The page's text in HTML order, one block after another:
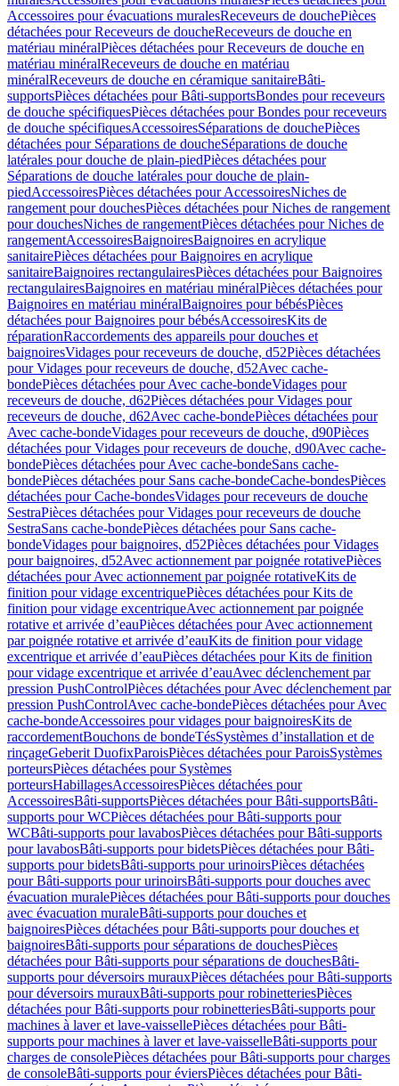
Accessoires pour évacuations muralesReceveurs de douchePièces
détachées pour Receveurs de doucheReceveurs de douche en
matériau minéralPièces détachées pour Receveurs de douche en
matériau minéralReceveurs de douche en matériau
minéralReceveurs de douche en céramique sanitaireBâti-
supportsPièces détachées pour Bâti-supportsBondes pour receveurs
de douche spécifiquesPièces détachées pour Bondes pour receveurs
de douche spécifiquesAccessoiresSéparations de douchePièces
détachées pour Séparations de doucheSéparations de douche
latérales pour douche de plain-piedPièces détachées pour
Séparations de douche latérales pour douche de plain-
piedAccessoiresPièces détachées pour AccessoiresNiches de
rangement pour douchesPièces détachées pour Niches de rangement
pour douchesNiches de rangementPièces détachées pour Niches de
rangementAccessoiresBaignoiresBaignoires en acrylique
sanitairePièces détachées pour Baignoires en acrylique
sanitaireBaignoires rectangulairesPièces détachées pour Baignoires
rectangulairesBaignoires en matériau minéralPièces détachées pour
Baignoires en matériau minéralBaignoires pour bébésPièces
détachées pour Baignoires pour bébésAccessoiresKits de
réparationRaccordements des appareils pour douches et
baignoiresVidages pour receveurs de douche, d52Pièces détachées
pour Vidages pour receveurs de douche, d52Avec cache-
bondePièces détachées pour Avec cache-bondeVidages pour
receveurs de douche, d62Pièces détachées pour Vidages pour
receveurs de douche, d62Avec cache-bondePièces détachées pour
Avec cache-bondeVidages pour receveurs de douche, d90Pièces
détachées pour Vidages pour receveurs de douche, d90Avec cache-
bondePièces détachées pour Avec cache-bondeSans cache-
bondePièces détachées pour Sans cache-bondeCache-bondesPièces
détachées pour Cache-bondesVidages pour receveurs de douche
SestraPièces détachées pour Vidages pour receveurs de douche
SestraSans cache-bondePièces détachées pour Sans cache-
bondeVidages pour baignoires, d52Pièces détachées pour Vidages
pour baignoires, d52Avec actionnement par poignée rotativePièces
détachées pour Avec actionnement par poignée rotativeKits de
finition pour vidage excentriquePièces détachées pour Kits de
finition pour vidage excentriqueAvec actionnement par poignée
rotative et arrivée d’eauPièces détachées pour Avec actionnement
par poignée rotative et arrivée d’eauKits de finition pour vidage
excentrique et arrivée d’eauPièces détachées pour Kits de finition
pour vidage excentrique et arrivée d’eauAvec déclenchement par
pression PushControlPièces détachées pour Avec déclenchement par
pression PushControlAvec cache-bondePièces détachées pour Avec
cache-bondeAccessoires pour vidages pour baignoiresKits de
raccordementBouchons de bondeTésSystèmes d’installation et de
rinçageGeberit DuofixParoisPièces détachées pour ParoisSystèmes
porteursPièces détachées pour Systèmes
porteursHabillagesAccessoiresPièces détachées pour
AccessoiresBâti-supportsPièces détachées pour Bâti-supportsBâti-
supports pour WCPièces détachées pour Bâti-supports pour
WCBâti-supports pour lavabosPièces détachées pour Bâti-supports
pour lavabosBâti-supports pour bidetsPièces détachées pour Bâti-
supports pour bidetsBâti-supports pour urinoirsPièces détachées
pour Bâti-supports pour urinoirsBâti-supports pour douches avec
évacuation muralePièces détachées pour Bâti-supports pour douches
avec évacuation muraleBâti-supports pour douches et
baignoiresPièces détachées pour Bâti-supports pour douches et
baignoiresBâti-supports pour séparations de douchesPièces
détachées pour Bâti-supports pour séparations de douchesBâti-
supports pour déversoirs murauxPièces détachées pour Bâti-supports
pour déversoirs murauxBâti-supports pour robinetteriesPièces
détachées pour Bâti-supports pour robinetteriesBâti-supports pour
machines à laver et lave-vaissellePièces détachées pour Bâti-
supports pour machines à laver et lave-vaisselleBâti-supports pour
charges de consolePièces détachées pour Bâti-supports pour charges
de consoleBâti-supports pour éviersPièces détachées pour Bâti-